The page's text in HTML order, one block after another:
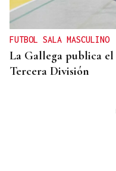
FUTBOL SALA MASCULINO
La Gallega publica
Tercera División